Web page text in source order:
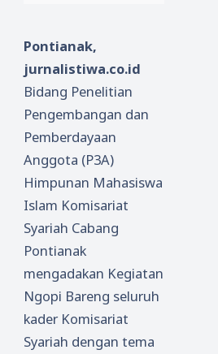
Pontianak,
jurnalistiwa.co.id
Bidang Penelitian
Pengembangan dan
Pemberdayaan
Anggota (P3A)
Himpunan Mahasiswa
Islam Komisariat
Syariah Cabang
Pontianak
mengadakan Kegiatan
Ngopi Bareng seluruh
kader Komisariat
Syariah dengan tema